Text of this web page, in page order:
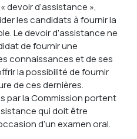
devoir d’assistance »,
les candidats à fournir la
Le devoir d’assistance ne
de fournir une
connaissances et de ses
la possibilité de fournir
de ces dernières.
par la Commission portent
qui doit être
d’un examen oral.